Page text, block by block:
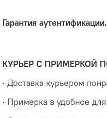
Гарантия аутентификации.
КУРЬЕР С ПРИМЕРКОЙ
· Доставка курьером
· Примерка в удобное